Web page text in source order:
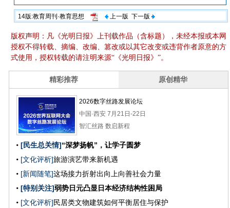
14版:教育周刊·教育思想 上一版 下一版
版权声明：凡《光明日报》上刊载作品（含标题），未经本报或本网
授权不得转载、摘编、改编、篡改或以其它改变或违背作者原意的方
式使用，授权转载的请注明来源“《光明日报》”。